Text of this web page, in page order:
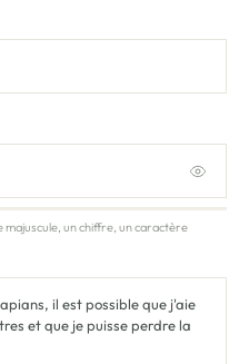
majuscule, un chiffre, un caractère
il est possible que j'aie
et que je puisse perdre la